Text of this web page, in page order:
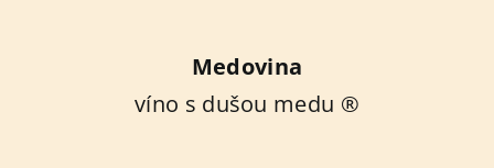
Medovina
víno s dušou medu ®